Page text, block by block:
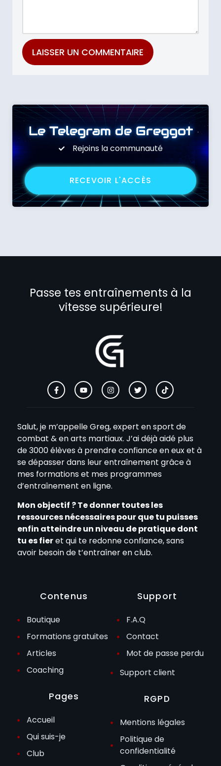
Le Telegram de Greggot
Rejoins la communauté
RECEVOIR L'ACCÈS
Passe tes entraînements à la
vitesse supérieure!
Salut, je m’appelle Greg, expert en sport de
combat & en arts martiaux. J’ai déjà aidé plus
de 3000 élèves à prendre confiance en eux et à
se dépasser dans leur entraînement grâce à
mes formations et mes programmes
d’entraînement en ligne.
Mon objectif ? Te donner toutes les
ressources nécessaires pour que tu puisses
enfin atteindre un niveau de pratique dont
tu es fieret qui te redonne confiance, sans
avoir besoin de t’entraîner en club.
Contenus
Boutique
Formations gratuites
Articles
Coaching
Pages
Accueil
Qui suis-je
Club
Support
F.A.Q
Contact
Mot de passe perdu
Support client
RGPD
Mentions légales
Politique de
confidentialité